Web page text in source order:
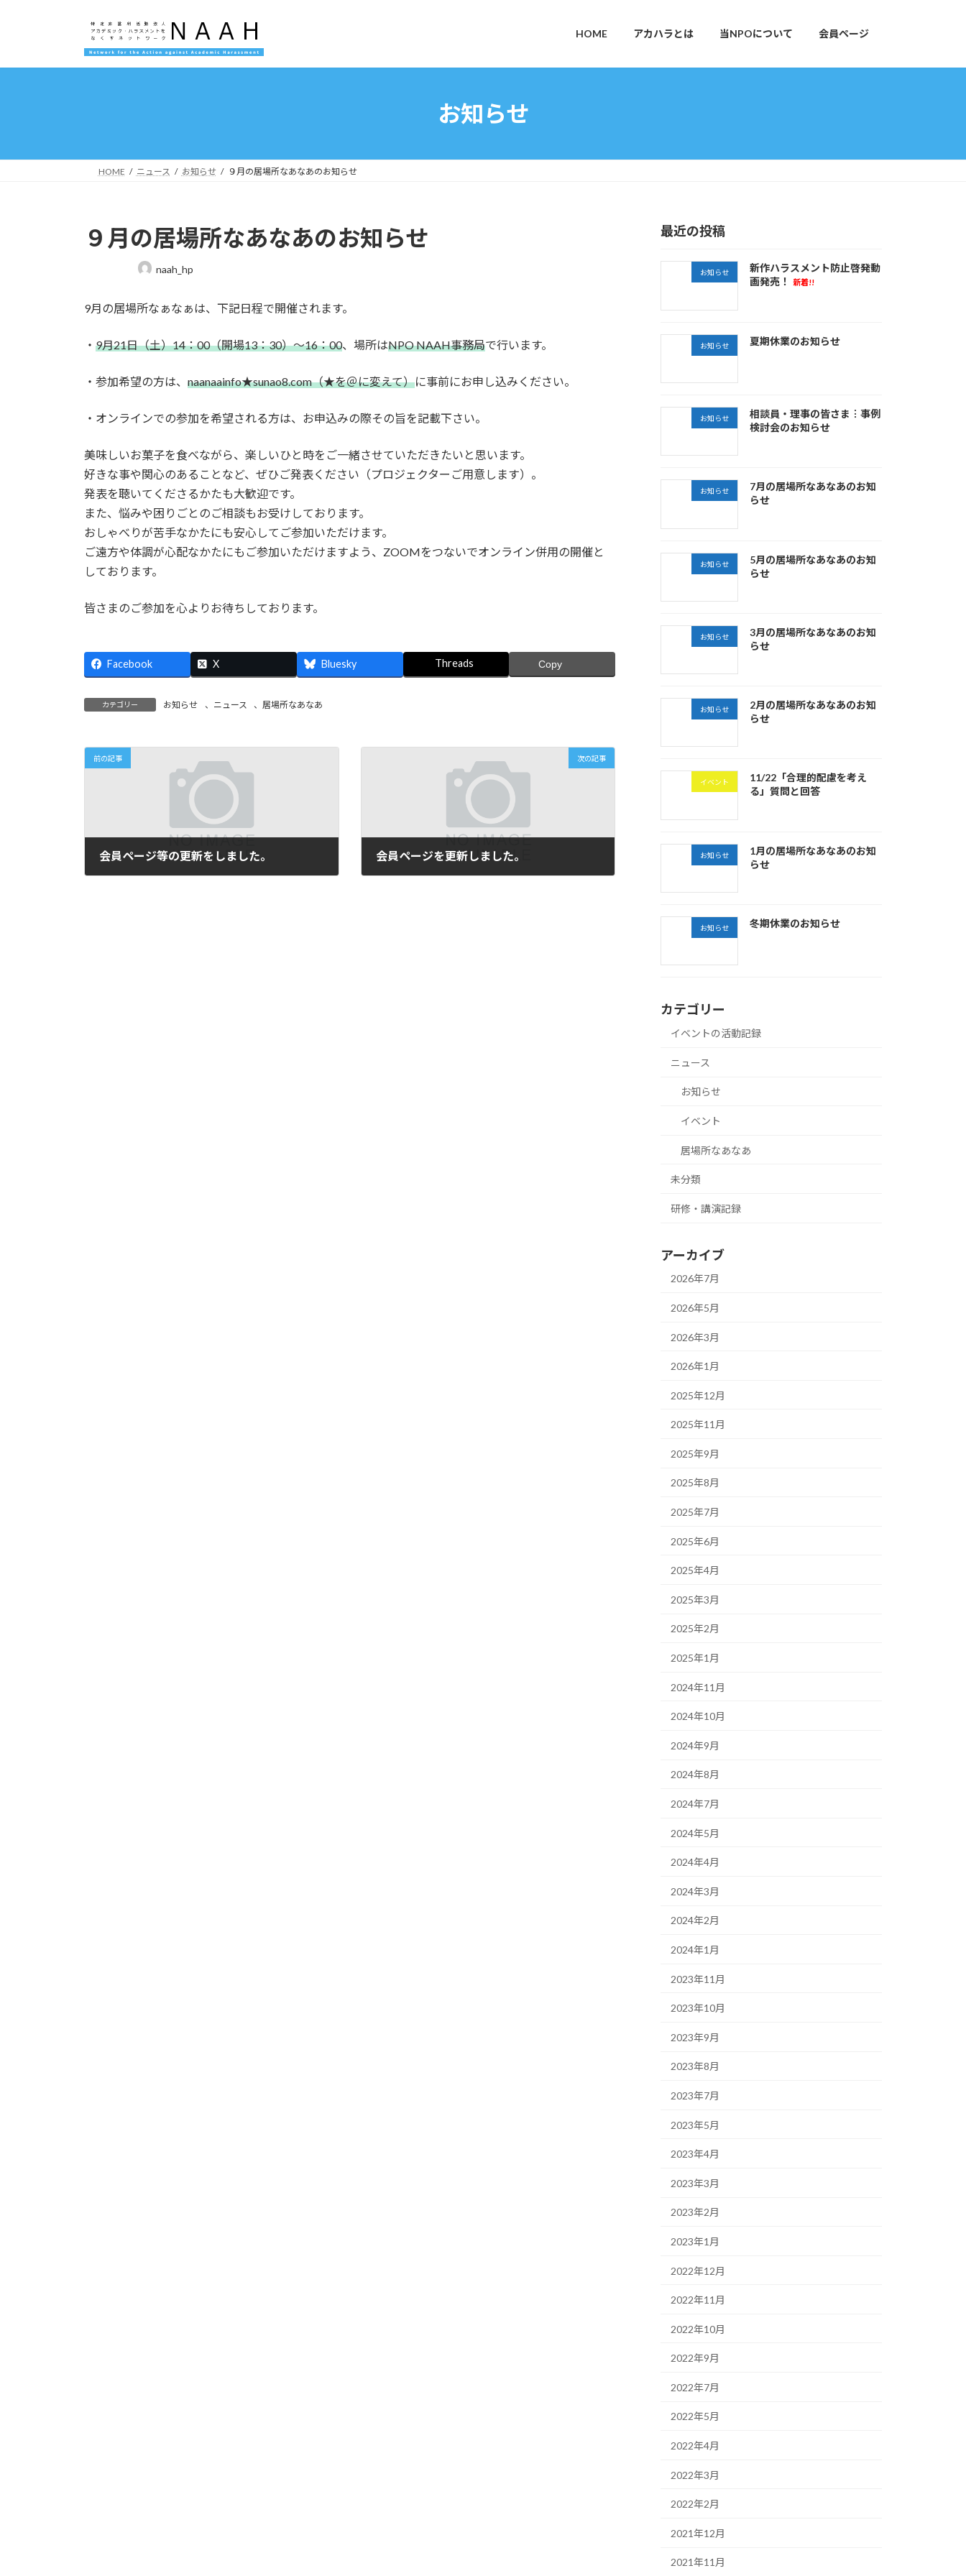
プ
動
HOME アカハラとは 当NPOについて 会員ページ
お知らせ
HOME ニュース お知らせ ９月の居場所なあなあのお知らせ
９月の居場所なあなあのお知らせ
最
新
時
:
naah_hp
9月の居場所なぁなぁは、下記日程で開催されます。
・ 9月21日（土）14：00（開場13：30）～16：00、場所はNPO NAAH事務局で行います。
・参加希望の方は、 naanaainfo★sunao8.com（★を＠に変えて）に事前にお申し込みください。
・オンラインでの参加を希望される方は、お申込みの際その旨を記載下さい。
美味しいお菓子を食べながら、楽しいひと時をご一緒させていただきたいと思います。
好きな事や関心のあることなど、ぜひご発表ください（プロジェクターご用意します）。
発表を聴いてくださるかたも大歓迎です。
また、悩みや困りごとのご相談もお受けしております。
おしゃべりが苦手なかたにも安心してご参加いただけます。
ご遠方や体調が心配なかたにもご参加いただけますよう、ZOOMをつないでオンライン併用の開催と
しております。
皆さまのご参加を心よりお待ちしております。
Facebook X Bluesky Threads Copy
カテゴリー お知らせ 、 ニュース 、居場所なあなあ
前の記事
会員ページ等の更新をしました。
次の記事
会員ページを更新しました。
最近の投稿
お知らせ
新作ハラスメント防止啓発動
画発売！
新着!!
お知らせ 夏期休業のお知らせ
お知らせ
相談員・理事の皆さま︙事例
検討会のお知らせ
お知らせ
7月の居場所なあなあのお知
らせ
お知らせ
5月の居場所なあなあのお知
らせ
お知らせ
3月の居場所なあなあのお知
らせ
お知らせ
2月の居場所なあなあのお知
らせ
イベント
11/22「合理的配慮を考え
る」質問と回答
お知らせ
1月の居場所なあなあのお知
らせ
お知らせ 冬期休業のお知らせ
カテゴリー
イベントの活動記録
ニュース
お知らせ
イベント
居場所なあなあ
未分類
研修・講演記録
アーカイブ
2026年7月
2026年5月
2026年3月
2026年1月
2025年12月
2025年11月
2025年9月
2025年8月
2025年7月
2025年6月
2025年4月
2025年3月
2025年2月
2025年1月
2024年11月
2024年10月
2024年9月
2024年8月
2024年7月
2024年5月
2024年4月
2024年3月
2024年2月
2024年1月
2023年11月
2023年10月
2023年9月
2023年8月
2023年7月
2023年5月
2023年4月
2023年3月
2023年2月
2023年1月
2022年12月
2022年11月
2022年10月
2022年9月
2022年7月
2022年5月
2022年4月
2022年3月
2022年2月
2021年12月
2021年11月